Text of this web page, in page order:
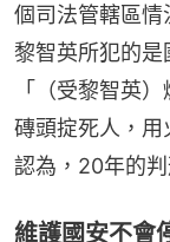
個司法管轄區情
黎智英所犯的是
「（受黎智英
磚頭掟死人，
認為，20年的
維護國安不會